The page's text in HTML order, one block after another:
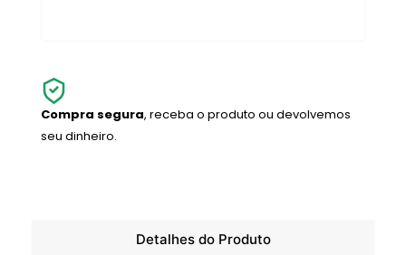
Compra segura, receba o produto ou devolvemos
seu dinheiro.
Detalhes do Produto